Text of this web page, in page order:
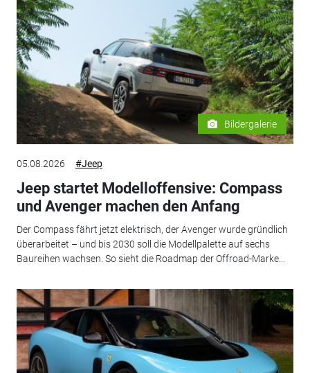
Bildergalerie
05.08.2026 #Jeep
Jeep startet Modelloffensive: Compass
und Avenger machen den Anfang
Der Compass fährt jetzt elektrisch, der Avenger wurde gründlich
überarbeitet – und bis 2030 soll die Modellpalette auf sechs
Baureihen wachsen. So sieht die Roadmap der Offroad-Marke...